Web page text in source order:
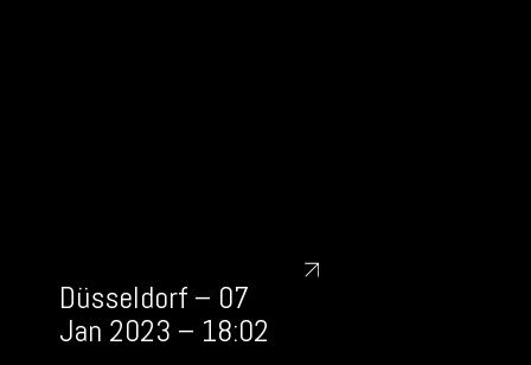
Düsseldorf – 07
Jan 2023 – 18:02